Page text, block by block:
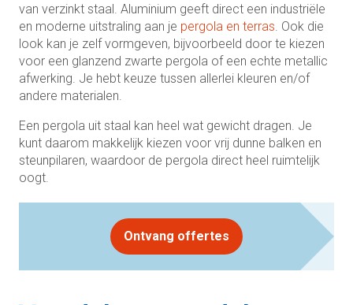
van verzinkt staal. Aluminium geeft direct een industriële
en moderne uitstraling aan je pergola en terras . Ook die
look kan je zelf vormgeven, bijvoorbeeld door te kiezen
voor een glanzend zwarte pergola of een echte metallic
afwerking. Je hebt keuze tussen allerlei kleuren en/of
andere materialen.
Een pergola uit staal kan heel wat gewicht dragen. Je
kunt daarom makkelijk kiezen voor vrij dunne balken en
steunpilaren, waardoor de pergola direct heel ruimtelijk
oogt.
Ontvang offertes